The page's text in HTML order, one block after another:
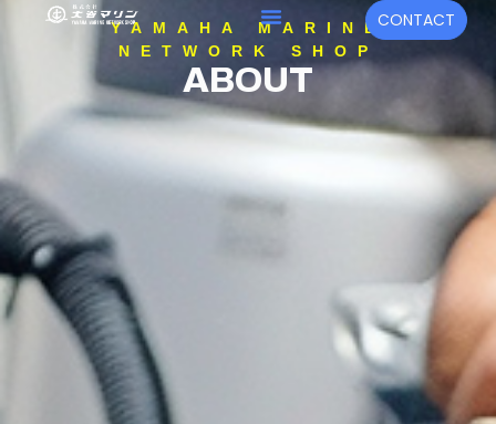
メ
ニ
ュ
ー
CONTACT
YAMAHA MARINE
NETWORK SHOP
ABOUT